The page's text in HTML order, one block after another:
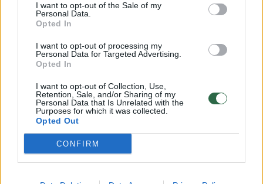
I want to opt-out of the Sale of my
Personal Data.
Opted In
I want to opt-out of processing my
Personal Data for Targeted Advertising.
Opted In
I want to opt-out of Collection, Use,
Retention, Sale, and/or Sharing of my
Personal Data that Is Unrelated with the
Purposes for which it was collected.
Opted Out
CONFIRM
partija“, – teigė parlamentaras.
Pats Seimo narys vėliau tikino, jog neskleidė
melo, o faktas apie G. Nausėdos priklausymą
Komunistų partijai, jo teigimu, yra viešai
žinomas.
„Pasisakyme nebuvo minima Lietuvos
Prezidentūros institucija, nebuvo žeminimas
jos vardas, nebuvo raginama nepasitikėti ja.